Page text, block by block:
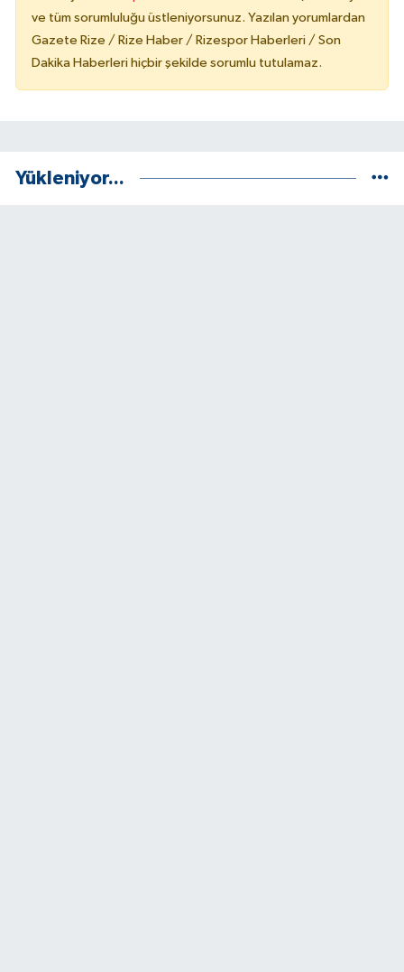
ve tüm sorumluluğu üstleniyorsunuz. Yazılan yorumlardan
Gazete Rize / Rize Haber / Rizespor Haberleri / Son
Dakika Haberleri hiçbir şekilde sorumlu tutulamaz.
Yükleniyor...